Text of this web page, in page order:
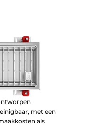
met een
als